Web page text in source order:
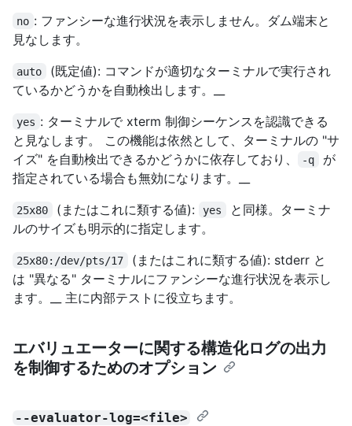
no : ファンシーな進行状況を表示しません。ダム端末と
見なします。
auto
(既定値): コマンドが適切なターミナルで実行され
ているかどうかを自動検出します。__
yes : ターミナルで xterm 制御シーケンスを認識できる
と見なします。 この機能は依然として、ターミナルの "サ
イズ" を自動検出できるかどうかに依存しており、
-q
が
指定されている場合も無効になります。__
25x80 (またはこれに類する値): yes
と同様。ターミナ
ルのサイズも明示的に指定します。
25x80:/dev/pts/17
(またはこれに類する値): stderr と
は "異なる" ターミナルにファンシーな進行状況を表示し
ます。__ 主に内部テストに役立ちます。
エバリュエーターに関する構造化ログの出力
を制御するためのオプション
--evaluator-log=<file>